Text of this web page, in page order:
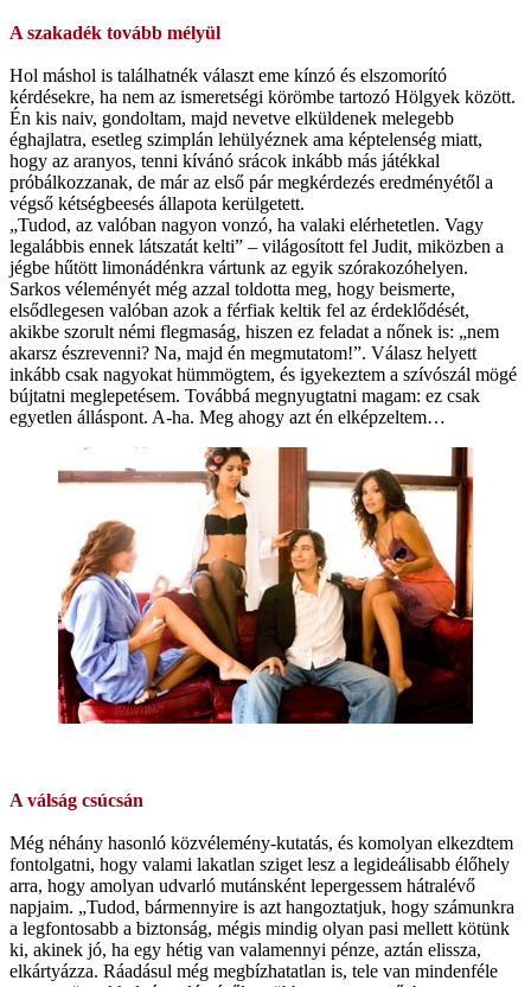
A szakadék tovább mélyül
Hol máshol is találhatnék választ eme kínzó és elszomorító
kérdésekre, ha nem az ismeretségi körömbe tartozó Hölgyek között.
Én kis naiv, gondoltam, majd nevetve elküldenek melegebb
éghajlatra, esetleg szimplán lehülyéznek ama képtelenség miatt,
hogy az aranyos, tenni kívánó srácok inkább más játékkal
próbálkozzanak, de már az első pár megkérdezés eredményétől a
végső kétségbeesés állapota kerülgetett.
„Tudod, az valóban nagyon vonzó, ha valaki elérhetetlen. Vagy
legalábbis ennek látszatát kelti” – világosított fel Judit, miközben a
jégbe hűtött limonádénkra vártunk az egyik szórakozóhelyen.
Sarkos véleményét még azzal toldotta meg, hogy beismerte,
elsődlegesen valóban azok a férfiak keltik fel az érdeklődését,
akikbe szorult némi flegmaság, hiszen ez feladat a nőnek is: „nem
akarsz észrevenni? Na, majd én megmutatom!”. Válasz helyett
inkább csak nagyokat hümmögtem, és igyekeztem a szívószál mögé
bújtatni meglepetésem. Továbbá megnyugtatni magam: ez csak
egyetlen álláspont. A-ha. Meg ahogy azt én elképzeltem…
A válság csúcsán
Még néhány hasonló közvélemény-kutatás, és komolyan elkezdtem
fontolgatni, hogy valami lakatlan sziget lesz a legideálisabb élőhely
arra, hogy amolyan udvarló mutánsként lepergessem hátralévő
napjaim. „Tudod, bármennyire is azt hangoztatjuk, hogy számunkra
a legfontosabb a biztonság, mégis mindig olyan pasi mellett kötünk
ki, akinek jó, ha egy hétig van valamennyi pénze, aztán elissza,
elkártyázza. Ráadásul még megbízhatatlan is, tele van mindenféle